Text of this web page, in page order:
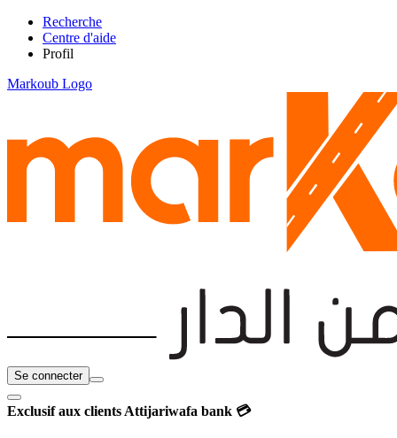
Recherche
Centre d'aide
Profil
Markoub Logo
Se connecter
Exclusif aux clients Attijariwafa bank 💳